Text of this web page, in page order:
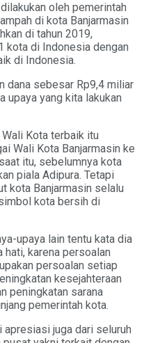
oleh pemerintah
di kota Banjarmasin
di tahun 2019,
kota di Indonesia dengan
di Indonesia.
dana sebesar Rp9,4 miliar
upaya yang kita lakukan
Kota terbaik itu
Wali Kota Banjarmasin ke
itu, sebelumnya kota
piala Adipura. Tetapi
kota Banjarmasin selalu
kota bersih di
upaya lain tentu kata dia
karena persoalan
persoalan setiap
kesejahteraan
peningkatan sarana
pemerintah kota.
apresiasi juga dari seluruh